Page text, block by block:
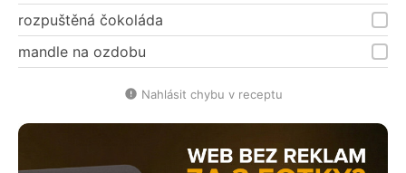
rozpuštěná čokoláda
mandle na ozdobu
Nahlásit chybu v receptu